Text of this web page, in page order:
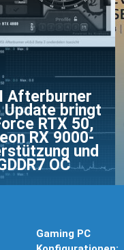
Afterburner
Update bringt
RTX 50,
RX 9000-
und
OC
Gaming PC